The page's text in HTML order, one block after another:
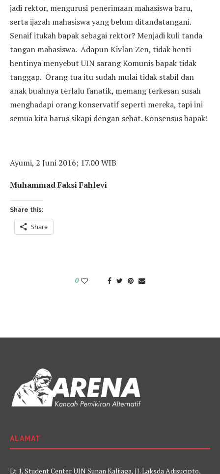
jadi rektor, mengurusi penerimaan mahasiswa baru,
serta ijazah mahasiswa yang belum ditandatangani.
Senaif itukah bapak sebagai rektor? Menjadi kuli tanda
tangan mahasiswa. Adapun Kivlan Zen, tidak henti-
hentinya menyebut UIN sarang Komunis bapak tidak
tanggap. Orang tua itu sudah mulai tidak stabil dan
anak buahnya terlalu fanatik, memang terkesan susah
menghadapi orang konservatif seperti mereka, tapi ini
semua kita harus sikapi dengan sehat. Konsensus bapak!
Ayumi, 2 Juni 2016; 17.00 WIB
Muhammad Faksi Fahlevi
Share this:
Share
0
ALAMAT
Lt 1, Student Center UIN Sunan Kalijaga, Jl. Laksda Adisucipto,